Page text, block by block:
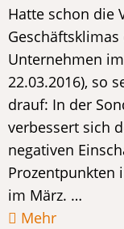
Hatte schon die
Unternehmen
22.03.2016), so
drauf: In der
verbessert sich
negativen
Prozentpunkten
im März. …
Mehr